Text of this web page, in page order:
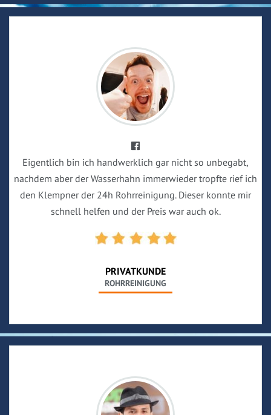
Eigentlich bin ich handwerklich gar nicht so unbegabt,
nachdem aber der Wasserhahn immerwieder tropfte rief ich
den Klempner der 24h Rohrreinigung. Dieser konnte mir
schnell helfen und der Preis war auch ok.
PRIVATKUNDE
ROHRREINIGUNG